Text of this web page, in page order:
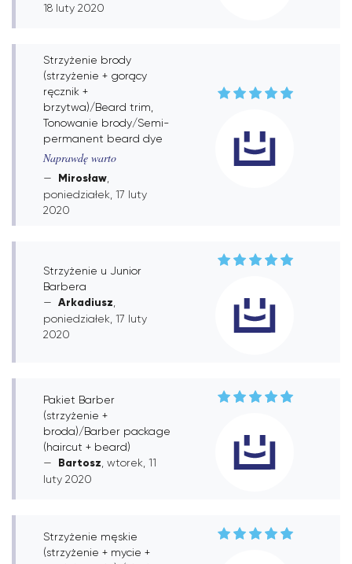
18 luty 2020
Strzyżenie brody
(strzyżenie + gorący
ręcznik +
brzytwa)/Beard trim,
Tonowanie brody/Semi-
permanent beard dye
Naprawdę warto
Mirosław
poniedziałek, 17 luty
2020
Strzyżenie u Junior
Barbera
Arkadiusz
poniedziałek, 17 luty
2020
Pakiet Barber
(strzyżenie +
broda)/Barber package
(haircut + beard)
Bartosz , wtorek, 11
luty 2020
Strzyżenie męskie
(strzyżenie + mycie +